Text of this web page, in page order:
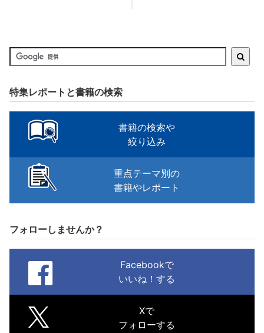
特集レポートと書籍の検索
書籍の検索や
絞り込み
重点テーマ別の
書籍やレポート
フォローしませんか？
Facebookで
いいね！する
Xで
フォローする